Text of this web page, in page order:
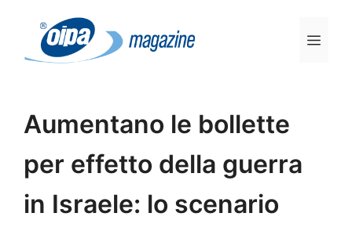
contenuto
Aumentano le bollette
per effetto della guerra
in Israele: lo scenario